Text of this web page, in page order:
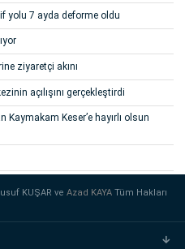
yolu 7 ayda deforme oldu
ziyaretçi akını
açılışını gerçekleştirdi
Kaymakam Keser’e hayırlı olsun
KUŞAR veAzad KAYATüm Hakları